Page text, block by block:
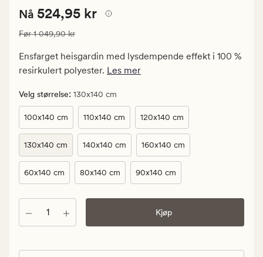
Nåværende
524,95
kr.
Vanlig
1
049,90
kr
Nåværende pris
Nå 524,95 kr
Vanlig pris 1 049,90 kr
Før1 049,90 kr
Ensfarget heisgardin med lysdempende effekt i 100 %
resirkulert polyester. Les mer
Velg størrelse: 130x140 cm
100x140 cm 110x140 cm 120x140 cm
130x140 cm 140x140 cm 160x140 cm
60x140 cm 80x140 cm 90x140 cm
Antall Kjøp